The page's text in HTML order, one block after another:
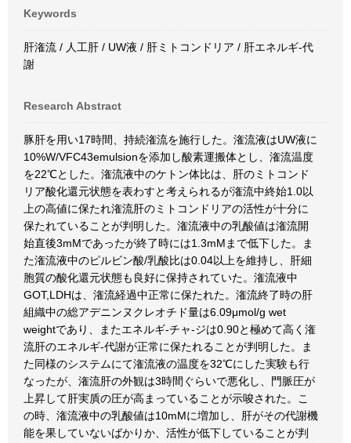
Keywords
肝潅流 / 人工肝 / UW液 / 肝ミトコンドリア / 肝エネルギ-代
謝
Research Abstract
豚肝を用い17時間、持続潅流を施行した。潅流液はUW液に
10%W/VFC43emulsionを添加し酸素運搬体とし、潅流温度
を22℃とした。潅流液中のケトン体比は、肝のミトコンド
リア酸化還元状態を表わすと考えられるが潅流中終始1.0以
上の高値に保たれ潅流肝のミトコンドリアの活性が十分に
保たれていることが判明した。潅流液中の乳酸値は潅流開
始直後3mMであったが終了時には1.3mMまで低下した。ま
た潅流液中のピルビン酸/乳酸比は0.04以上を維持し、肝細
胞質の酸化還元状態も良好に保持されていた。潅流液中
GOT,LDHは、潅流経過中正常に保たれた。潅流終了時の肝
組織中の総アデニンヌクレオチド量は6.09μmol/g wet
weightであり、またエネルギ-チャ-ジは0.90と極めて高く潅
流肝のエネルギ-代謝が正常に保たれることが判明した。ま
た同様のシステムにて潅流液の温度を32℃にした実験も行
なったが、潅流肝の外観は3時間ぐらいで悪化し、門脈圧が
上昇して肝実貭の圧が高まっていることが示唆された。こ
の時、潅流液中の乳酸値は10mMに増加し、肝がその代謝機
能を果していないばかりか、活性が低下していることが判